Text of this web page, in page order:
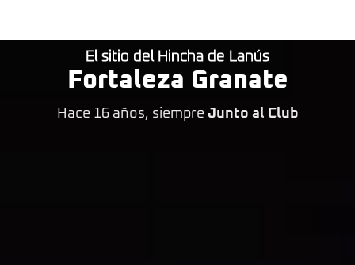
El sitio del Hincha de Lanús
Fortaleza Granate
Hace 16 años, siempre Junto al Club